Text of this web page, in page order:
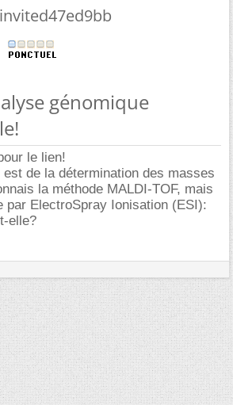
invited47ed9bb
génomique
le lien!
de la détermination des masses
la méthode MALDI-TOF, mais
par ElectroSpray Ionisation (ESI):
elle?